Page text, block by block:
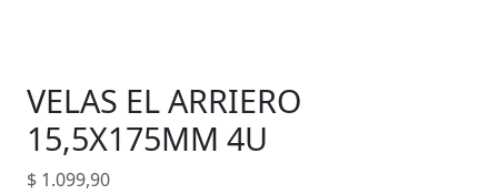
VELAS EL ARRIERO
15,5X175MM 4U
$ 1.099,90